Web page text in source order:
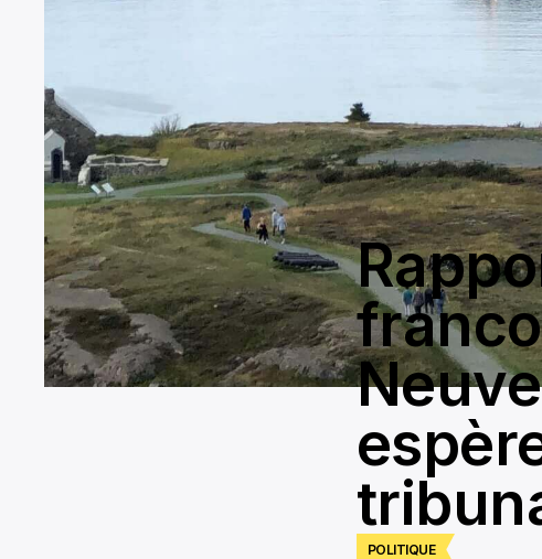
POLITIQUE